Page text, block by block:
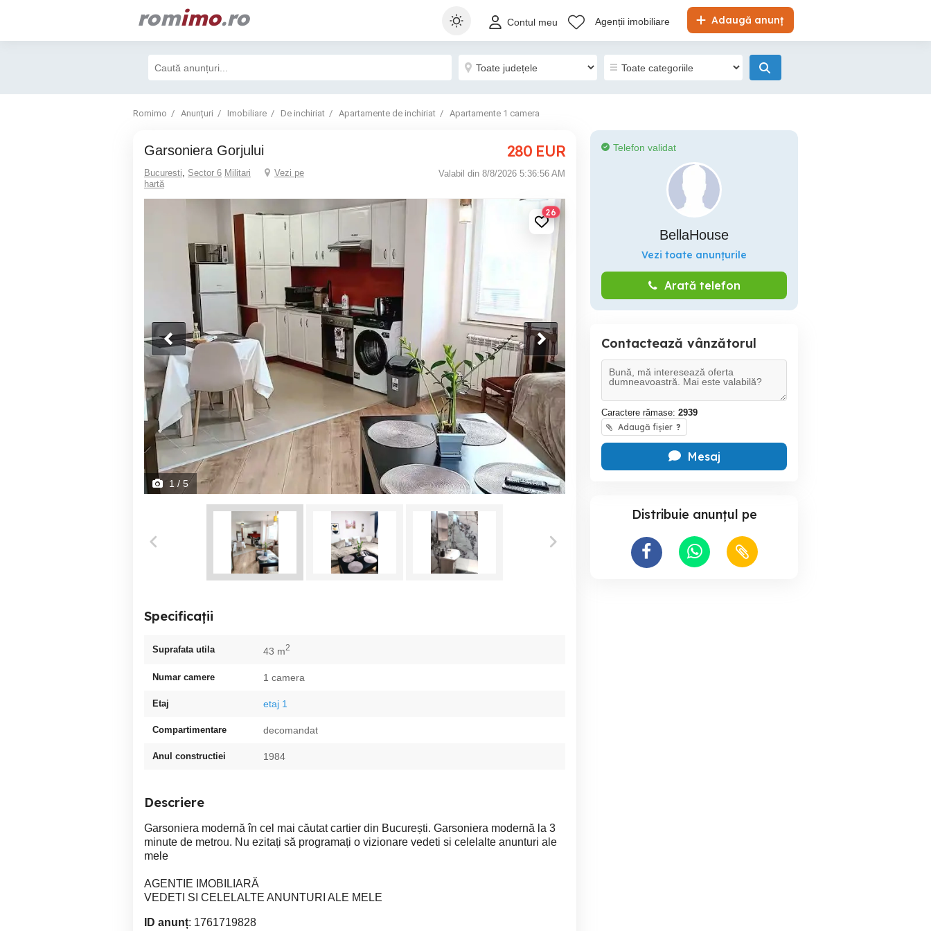
romimo.ro Adaugă anunț
Contul meu Agenții imobiliare
Romimo Anunțuri Imobiliare De inchiriat Apartamente de inchiriat Apartamente 1 camera
garsoniera Gorjului 280 EUR
Bucuresti, Sector 6 Militari
Vezi pe
hartă
Valabil din 8/8/2026 5:36:56 AM
26
1 / 5
Specificații
Suprafata utila 43 m2
Numar camere 1 camera
Etaj etaj 1
Compartimentare decomandat
Anul constructiei 1984
Descriere
Garsoniera modernă în cel mai căutat cartier din București. Garsoniera modernă la 3
minute de metrou. Nu ezitați să programați o vizionare vedeti si celelalte anunturi ale
mele
AGENTIE IMOBILIARĂ
VEDETI SI CELELALTE ANUNTURI ALE MELE
ID anunț: 1761719828
Telefon validat
BellaHouse
Vezi toate anunțurile
Arată telefon
Contactează vânzătorul
Caractere rămase: 2939
Adaugă fișier ?
Mesaj
Distribuie anunțul pe